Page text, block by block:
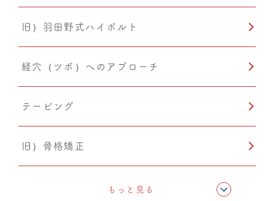
旧）羽田野式ハイボルト
経穴（ツボ）へのアプローチ
テーピング
旧）骨格矯正
CMC筋膜ストレッチ（リリース）
もっと見る